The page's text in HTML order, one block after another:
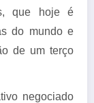
que hoje é
do mundo e
de um terço
negociado